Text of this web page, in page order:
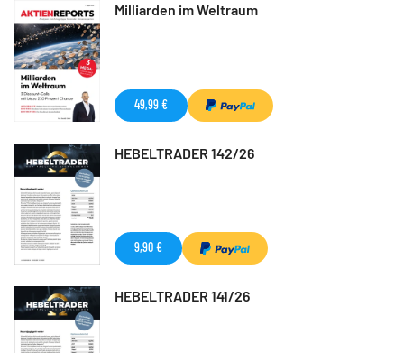
Milliarden im Weltraum
49,99 €
HEBELTRADER 142/26
9,90 €
HEBELTRADER 141/26